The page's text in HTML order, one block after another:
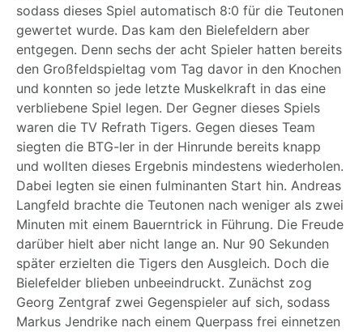
sodass dieses Spiel automatisch 8:0 für die Teutonen
gewertet wurde. Das kam den Bielefeldern aber
entgegen. Denn sechs der acht Spieler hatten bereits
den Großfeldspieltag vom Tag davor in den Knochen
und konnten so jede letzte Muskelkraft in das eine
verbliebene Spiel legen. Der Gegner dieses Spiels
waren die TV Refrath Tigers. Gegen dieses Team
siegten die BTG-ler in der Hinrunde bereits knapp
und wollten dieses Ergebnis mindestens wiederholen.
Dabei legten sie einen fulminanten Start hin. Andreas
Langfeld brachte die Teutonen nach weniger als zwei
Minuten mit einem Bauerntrick in Führung. Die Freude
darüber hielt aber nicht lange an. Nur 90 Sekunden
später erzielten die Tigers den Ausgleich. Doch die
Bielefelder blieben unbeeindruckt. Zunächst zog
Georg Zentgraf zwei Gegenspieler auf sich, sodass
Markus Jendrike nach einem Querpass frei einnetzen